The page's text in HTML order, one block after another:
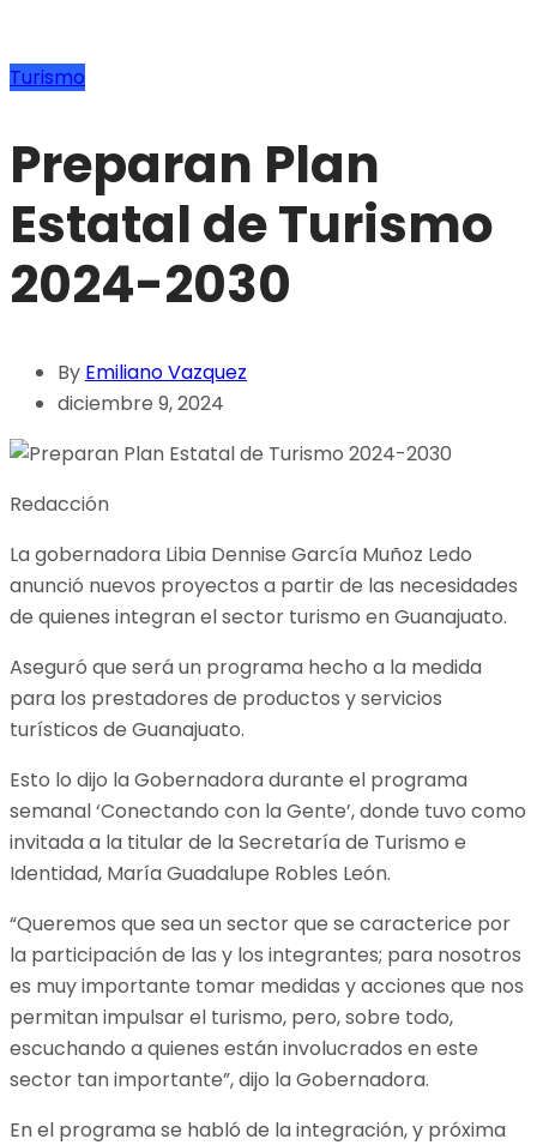
Turismo
Preparan Plan
Estatal de Turismo
2024-2030
By Emiliano Vazquez
diciembre 9, 2024
Redacción
La gobernadora Libia Dennise García Muñoz Ledo
anunció nuevos proyectos a partir de las necesidades
de quienes integran el sector turismo en Guanajuato.
Aseguró que será un programa hecho a la medida
para los prestadores de productos y servicios
turísticos de Guanajuato.
Esto lo dijo la Gobernadora durante el programa
semanal ‘Conectando con la Gente’, donde tuvo como
invitada a la titular de la Secretaría de Turismo e
Identidad, María Guadalupe Robles León.
“Queremos que sea un sector que se caracterice por
la participación de las y los integrantes; para nosotros
es muy importante tomar medidas y acciones que nos
permitan impulsar el turismo, pero, sobre todo,
escuchando a quienes están involucrados en este
sector tan importante”, dijo la Gobernadora.
En el programa se habló de la integración, y próxima